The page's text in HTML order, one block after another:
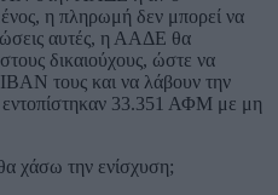
η πληρωμή δεν μπορεί να
αυτές, η ΑΑΔΕ θα
δικαιούχους, ώστε να
τους και να λάβουν την
33.351 ΑΦΜ με μη
χάσω την ενίσχυση;